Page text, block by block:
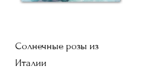
Солнечные розы из
Италии